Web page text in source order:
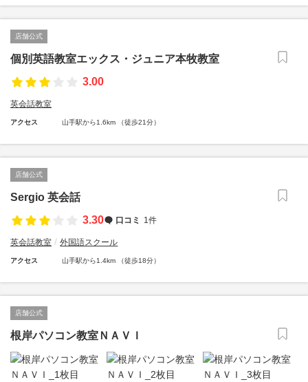
店舗公式
個別英語教室エックス・ジュニア本牧教室
3.00
英会話教室
アクセス 山手駅から1.6km （徒歩21分）
店舗公式
Sergio 英会話
3.30
口コミ 1件
英会話教室 外国語スクール
アクセス 山手駅から1.4km （徒歩18分）
店舗公式
根岸パソコン教室ＮＡＶＩ